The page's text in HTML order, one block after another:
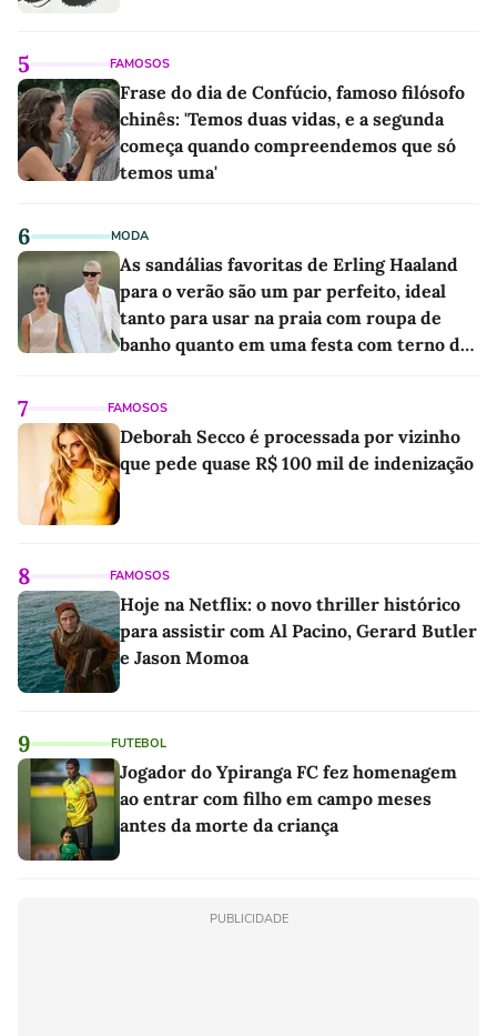
5 FAMOSOS
Frase do dia de Confúcio, famoso filósofo
chinês: 'Temos duas vidas, e a segunda
começa quando compreendemos que só
temos uma'
6 MODA
As sandálias favoritas de Erling Haaland
para o verão são um par perfeito, ideal
tanto para usar na praia com roupa de
banho quanto em uma festa com terno de
7 FAMOSOS
Deborah Secco é processada por vizinho
que pede quase R$ 100 mil de indenização
8 FAMOSOS
Hoje na Netflix: o novo thriller histórico
para assistir com Al Pacino, Gerard Butler
e Jason Momoa
9 FUTEBOL
Jogador do Ypiranga FC fez homenagem
ao entrar com filho em campo meses
antes da morte da criança
PUBLICIDADE